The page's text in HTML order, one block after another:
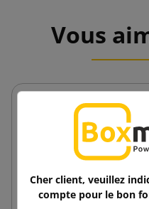
Vous
Cher client, veuillez
compte pour le bon